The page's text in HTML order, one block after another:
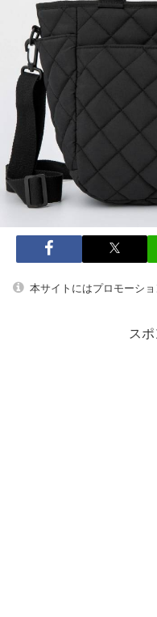
本サイトにはプロモーシ
ス